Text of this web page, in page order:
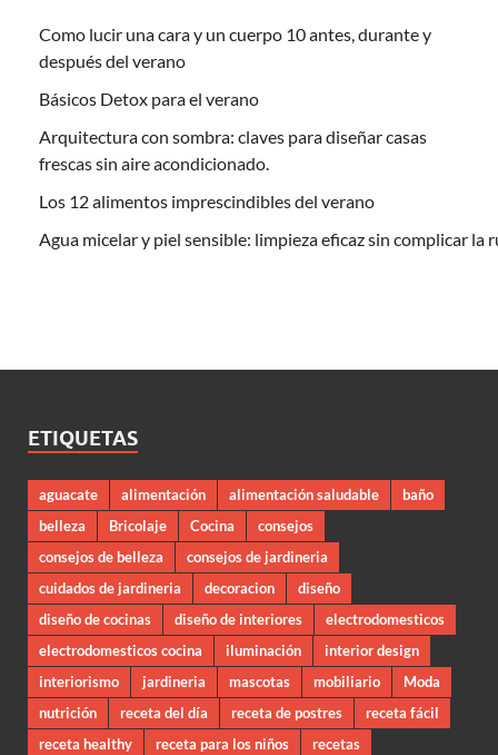
Como lucir una cara y un cuerpo 10 antes, durante y
después del verano
Básicos Detox para el verano
Arquitectura con sombra: claves para diseñar casas
frescas sin aire acondicionado.
Los 12 alimentos imprescindibles del verano
Agua micelar y piel sensible: limpieza eficaz sin complicar la
ETIQUETAS
aguacate alimentación alimentación saludable
baño
belleza
Bricolaje Cocina
consejos
consejos de belleza
consejos de jardineria
cuidados de jardineria
decoracion
diseño
diseño de cocinas
diseño de interiores
electrodomesticos
electrodomesticos cocina
iluminación
interior design
interiorismo
jardineria mascotas mobiliario
Moda
nutrición
receta del día receta de postres
receta fácil
receta healthy
receta para los niños
recetas